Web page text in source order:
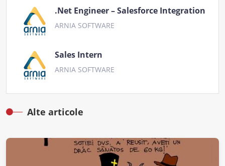
.Net Engineer – Salesforce Integration
ARNIA SOFTWARE
Sales Intern
ARNIA SOFTWARE
Alte articole